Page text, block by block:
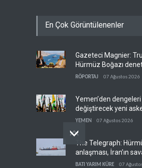
geçişe ücret öngören
Trump: İran'la
'yarım ağız'
BATI YARIM KÜRE
En Çok Görüntülenenler
Gazeteci Magnier:
Hürmüz Boğazı
doğrudan İran ve
RÖPORTAJ 07 Ağustos 2026
Yemen’den dengeleri
değiştirecek yeni
denklem
YEMEN 07 Ağustos 2026
The Telegraph:
anlaşması, İran’ın
kazandığını gösteriyor
BATI YARIM KÜRE 07